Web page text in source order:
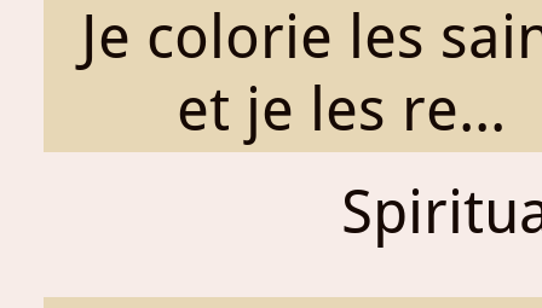
Je colorie les
et je les re...